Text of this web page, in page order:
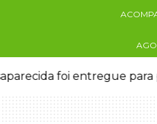
foi entregue